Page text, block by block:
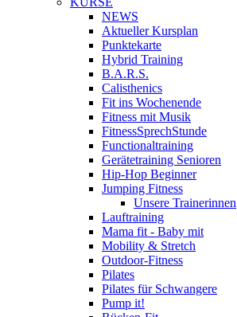
NEWS
Aktueller Kursplan
Punktekarte
Hybrid Training
B.A.R.S.
Calisthenics
Fit ins Wochenende
Fitness mit Musik
FitnessSprechStunde
Functionaltraining
Gerätetraining Senioren
Hip-Hop Beginner
Jumping Fitness
Unsere Trainerinnen
Lauftraining
Mama fit - Baby mit
Mobility & Stretch
Outdoor-Fitness
Pilates
Pilates für Schwangere
Pump it!